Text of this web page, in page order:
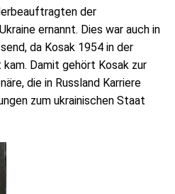
der
ernannt. Dies war auch in
da Kosak 1954 in der
Damit gehört Kosak zur
die in Russland Karriere
zum ukrainischen Staat